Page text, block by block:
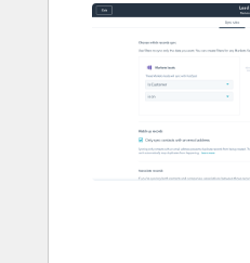
nuolipainikkeita